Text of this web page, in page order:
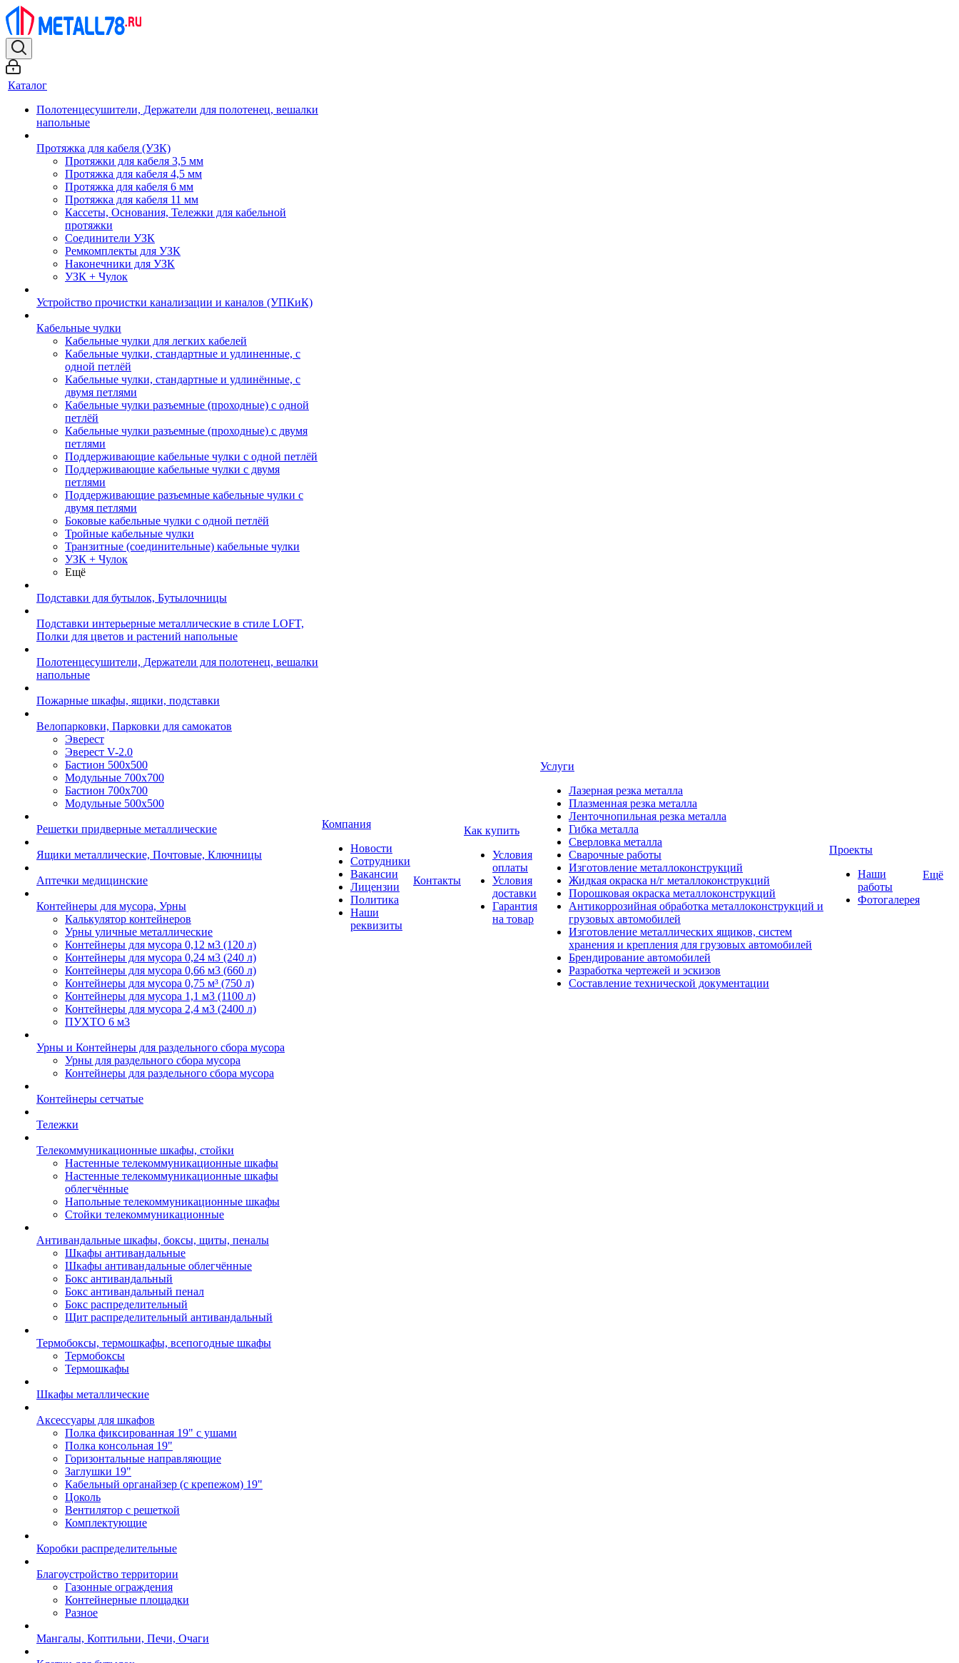
Каталог
Полотенцесушители, Держатели для полотенец, вешалки
напольные
Протяжка для кабеля (УЗК)
Протяжки для кабеля 3,5 мм
Протяжка для кабеля 4,5 мм
Протяжка для кабеля 6 мм
Протяжка для кабеля 11 мм
Кассеты, Основания, Тележки для кабельной
протяжки
Соединители УЗК
Ремкомплекты для УЗК
Наконечники для УЗК
УЗК + Чулок
Устройство прочистки канализации и каналов (УПКиК)
Кабельные чулки
Кабельные чулки для легких кабелей
Кабельные чулки, стандартные и удлиненные, с
одной петлёй
Кабельные чулки, стандартные и удлинённые, с
двумя петлями
Кабельные чулки разъемные (проходные) с одной
петлёй
Кабельные чулки разъемные (проходные) с двумя
петлями
Поддерживающие кабельные чулки с одной петлёй
Поддерживающие кабельные чулки с двумя
петлями
Поддерживающие разъемные кабельные чулки с
двумя петлями
Боковые кабельные чулки с одной петлёй
Тройные кабельные чулки
Транзитные (соединительные) кабельные чулки
УЗК + Чулок
Ещё
Подставки для бутылок, Бутылочницы
Подставки интерьерные металлические в стиле LOFT,
Полки для цветов и растений напольные
Полотенцесушители, Держатели для полотенец, вешалки
напольные
Пожарные шкафы, ящики, подставки
Велопарковки, Парковки для самокатов
Эверест
Эверест V-2.0
Бастион 500х500
Модульные 700х700
Бастион 700х700
Модульные 500х500
Решетки придверные металлические
Ящики металлические, Почтовые, Ключницы
Аптечки медицинские
Контейнеры для мусора, Урны
Калькулятор контейнеров
Урны уличные металлические
Контейнеры для мусора 0,12 м3 (120 л)
Контейнеры для мусора 0,24 м3 (240 л)
Контейнеры для мусора 0,66 м3 (660 л)
Контейнеры для мусора 0,75 м³ (750 л)
Контейнеры для мусора 1,1 м3 (1100 л)
Контейнеры для мусора 2,4 м3 (2400 л)
ПУХТО 6 м3
Урны и Контейнеры для раздельного сбора мусора
Урны для раздельного сбора мусора
Контейнеры для раздельного сбора мусора
Контейнеры сетчатые
Тележки
Телекоммуникационные шкафы, стойки
Настенные телекоммуникационные шкафы
Настенные телекоммуникационные шкафы
облегчённые
Напольные телекоммуникационные шкафы
Стойки телекоммуникационные
Антивандальные шкафы, боксы, щиты, пеналы
Шкафы антивандальные
Шкафы антивандальные облегчённые
Бокс антивандальный
Бокс антивандальный пенал
Бокс распределительный
Щит распределительный антивандальный
Термобоксы, термошкафы, всепогодные шкафы
Термобоксы
Термошкафы
Шкафы металлические
Аксессуары для шкафов
Полка фиксированная 19" с ушами
Полка консольная 19"
Горизонтальные направляющие
Заглушки 19"
Кабельный органайзер (с крепежом) 19"
Цоколь
Вентилятор с решеткой
Комплектующие
Коробки распределительные
Благоустройство территории
Газонные ограждения
Контейнерные площадки
Разное
Мангалы, Коптильни, Печи, Очаги
Компания
Новости
Сотрудники
Вакансии
Лицензии
Политика
Наши
реквизиты
Контакты
Как купить
Условия
оплаты
Условия
доставки
Гарантия
на товар
Услуги
Лазерная резка металла
Плазменная резка металла
Ленточнопильная резка металла
Гибка металла
Сверловка металла
Сварочные работы
Изготовление металлоконструкций
Жидкая окраска н/г металлоконструкций
Порошковая окраска металлоконструкций
Антикоррозийная обработка металлоконструкций и
грузовых автомобилей
Изготовление металлических ящиков, систем
хранения и крепления для грузовых автомобилей
Брендирование автомобилей
Разработка чертежей и эскизов
Составление технической документации
Проекты
Наши
работы
Фотогалерея
Ещё